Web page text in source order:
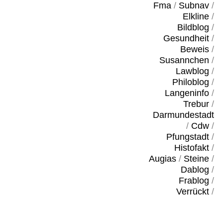
Fma/ Subnav/
Elkline/
Bildblog /
Gesundheit/
Beweis/
Susannchen /
Lawblog /
Philoblog /
Langeninfo/
Trebur/
Darmundestadt
/ Cdw/
Pfungstadt/
Histofakt/
Augias/ Steine/
Dablog /
Frablog /
Verrückt/